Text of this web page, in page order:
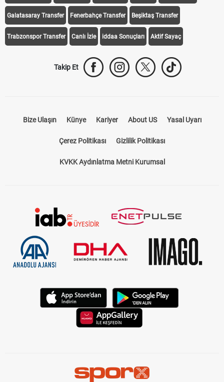
Galatasaray Transfer Fenerbahçe Transfer Beşiktaş Transfer
Trabzonspor Transfer Canlı İzle iddaa Sonuçları Aktif Sayaç
Takip Et
Bize Ulaşın Künye Kariyer About US Yasal Uyarı
Çerez Politikası Gizlilik Politikası
KVKK Aydınlatma Metni Kurumsal